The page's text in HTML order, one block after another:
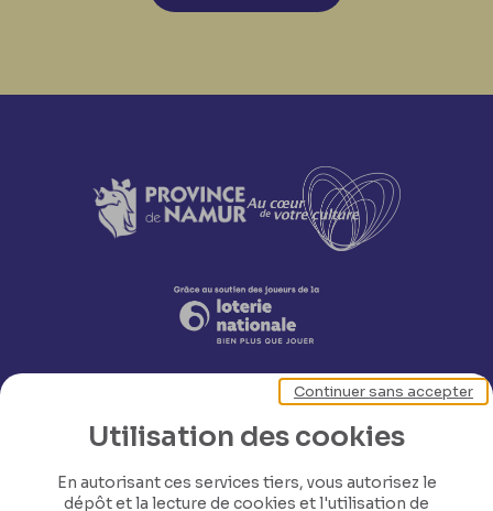
Utilisation des cookies
En autorisant ces services tiers, vous autorisez le
dépôt et la lecture de cookies et l'utilisation de
Continuer sans accepter